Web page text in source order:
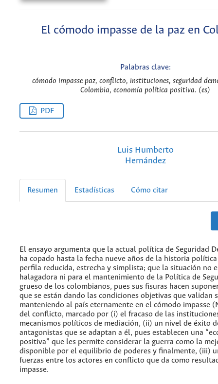
El cómodo impasse de la paz en
Palabras clave:
cómodo impasse paz, conflicto, instituciones, seguridad
Colombia, economía política positiva. (es)
PDF
Luis Humberto
Hernández
Resumen Estadísticas Cómo citar
El ensayo argumenta que la actual política de Seguridad
ha copado hasta la fecha nueve años de la historia
perfila reducida, estrecha y simplista; que la situación no
halagadora ni para el mantenimiento de la Política de
grueso de los colombianos, pues sus fisuras hacen
que se están dando las condiciones objetivas que validan
manteniendo al país eternamente en el cómodo impasse
del conflicto, marcado por (i) el fracaso de las
mecanismos políticos de mediación, (ii) un nivel de éxito
antagonistas que se adaptan a él, pues establecen una
positiva” que les permite considerar la guerra como la
disponible por el equilibrio de poderes y finalmente, (iii)
fuerzas entre los actores en conflicto que da como
impasse.